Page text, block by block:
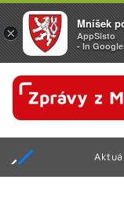
×
Mníšek
AppSisto
- In